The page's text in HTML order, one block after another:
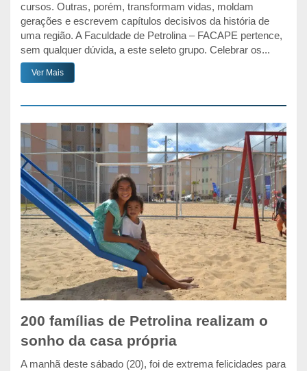
cursos. Outras, porém, transformam vidas, moldam
gerações e escrevem capítulos decisivos da história de
uma região. A Faculdade de Petrolina – FACAPE pertence,
sem qualquer dúvida, a este seleto grupo. Celebrar os...
Ver Mais
200 famílias de Petrolina realizam o
sonho da casa própria
A manhã deste sábado (20), foi de extrema felicidades para